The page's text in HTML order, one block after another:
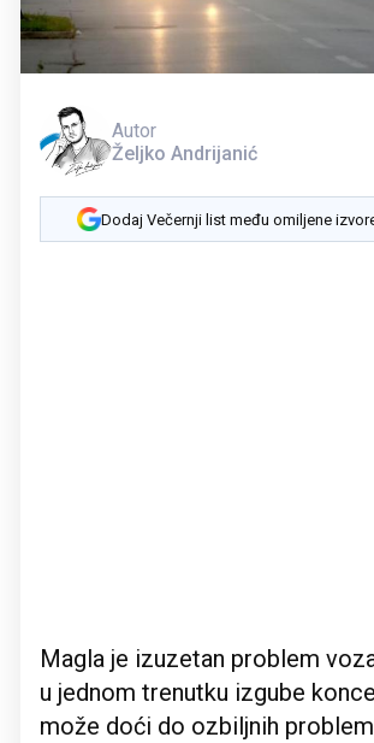
Autor
Željko Andrijanić
Dodaj Večernji list među omiljene
Magla je izuzetan problem
u jednom trenutku izgube
može doći do ozbiljnih